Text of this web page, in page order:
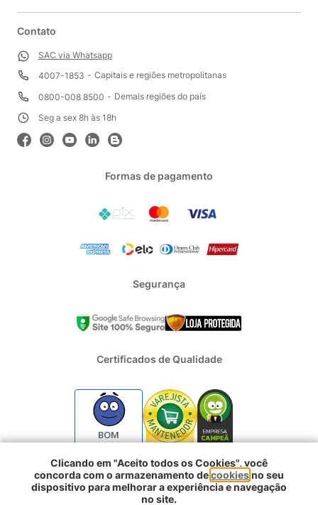
Contato
SAC via Whatsapp
4007-1853
Capitais e regiões metropolitanas
0800-008 8500
Demais regiões do país
Seg a sex 8h às 18h
Formas de pagamento
Segurança
Certificados de Qualidade
BOM
2024 - Todos os direitos reservados | REFRIGERACAO DUFRIO
COMERCIO E IMPORTACAO S.A. | CNPJ : 01.754.239/0001-10 |
Clicando em "Aceito todos os Cookies", você
concorda com o armazenamento decookiesno seu
dispositivo para melhorar a experiência e navegação
no site.